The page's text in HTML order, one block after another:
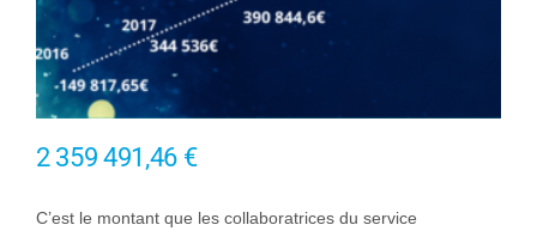
2 359 491,46 €
C’est le montant que les collaboratrices du service